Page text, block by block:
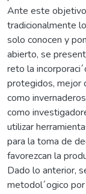
Ante este
tradicionalmente
solo conocen y
abierto, se
reto la
protegidos, mejor
como
como
utilizar
para la toma de
favorezcan la
Dado lo anterior,
metodol´ogico